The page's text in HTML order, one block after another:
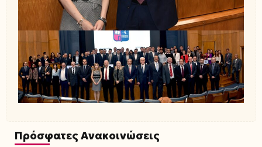
Πρόσφατες Ανακοινώσεις